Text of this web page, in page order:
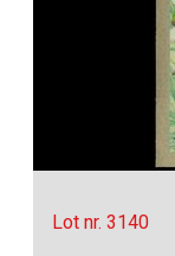
Lot nr. 3140